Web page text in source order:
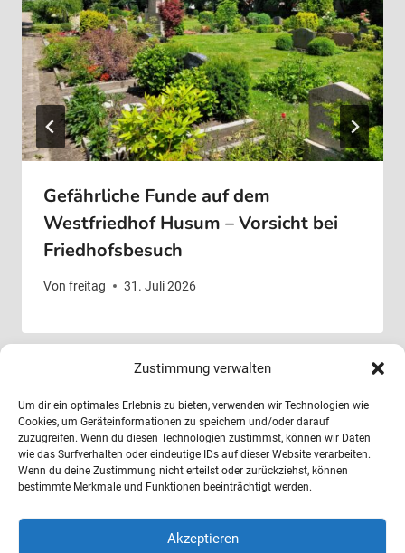
Zustimmung verwalten
Um dir ein optimales Erlebnis zu bieten, verwenden wir Technologien wie
Cookies, um Geräteinformationen zu speichern und/oder darauf
zuzugreifen. Wenn du diesen Technologien zustimmst, können wir Daten
wie das Surfverhalten oder eindeutige IDs auf dieser Website verarbeiten.
Wenn du deine Zustimmung nicht erteilst oder zurückziehst, können
bestimmte Merkmale und Funktionen beeinträchtigt werden.
Akzeptieren
Gefährliche Funde auf dem
Westfriedhof Husum – Vorsicht bei
Friedhofsbesuch
Von freitag 31. Juli 2026
Ev.-Luth. Nordfriesisches Friedhofswerk
Husumer Str. 39 c-d